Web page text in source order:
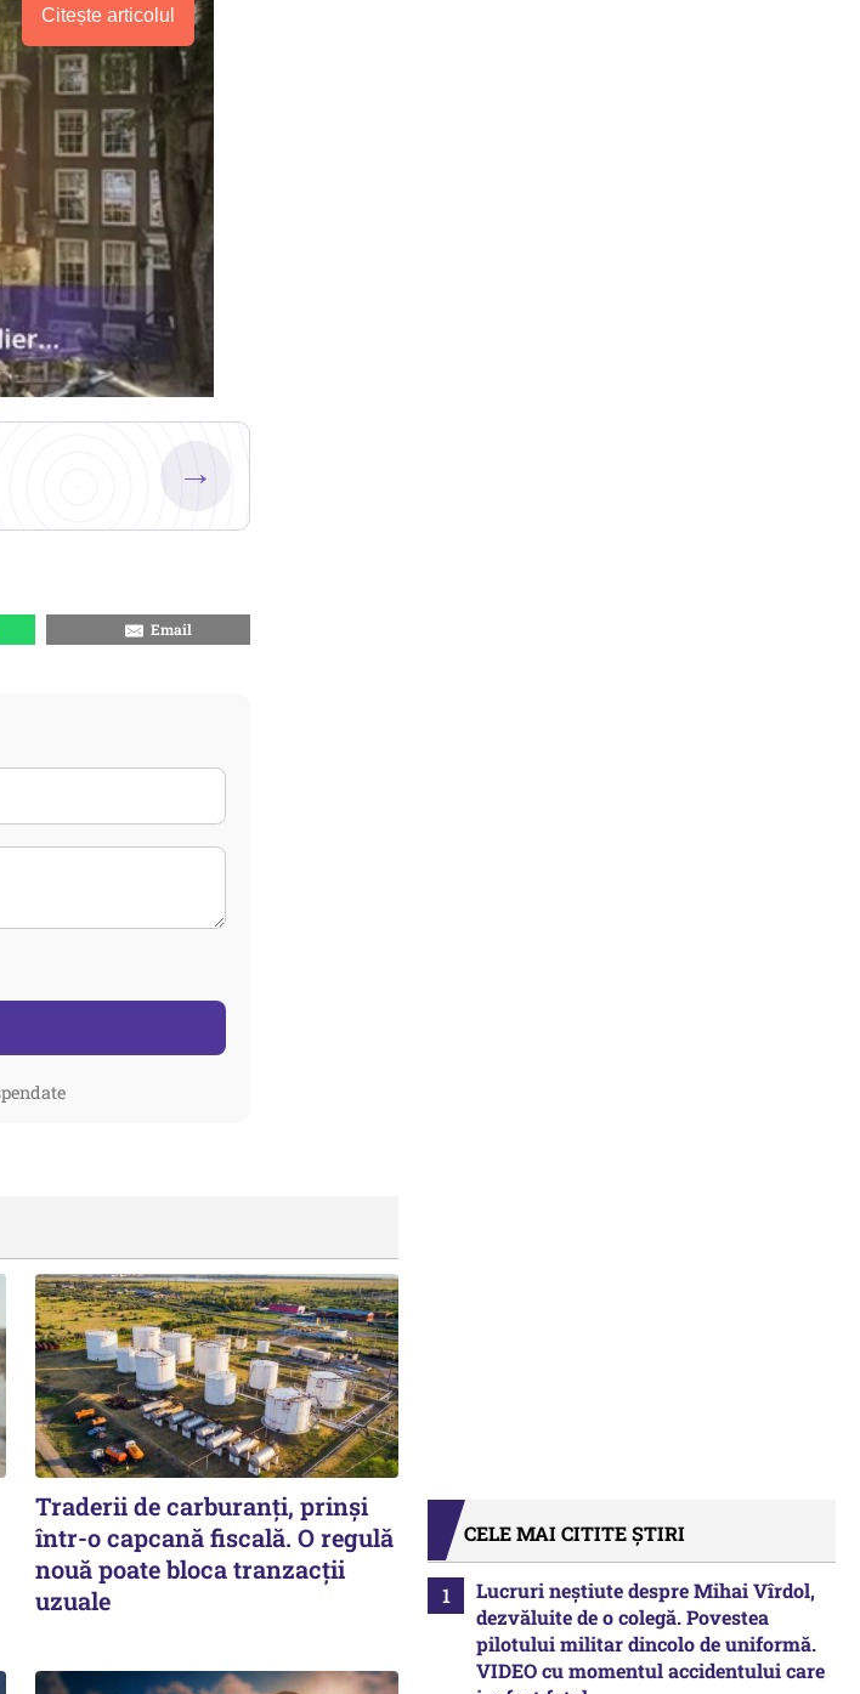
Citește articolul
→
Email
Traderii de carburanți, prinși
într-o capcană fiscală. O regulă
nouă poate bloca tranzacții
uzuale
CELE MAI CITITE ȘTIRI
Lucruri neștiute despre Mihai Vîrdol,
dezvăluite de o colegă. Povestea
pilotului militar dincolo de uniformă.
VIDEO cu momentul accidentului care